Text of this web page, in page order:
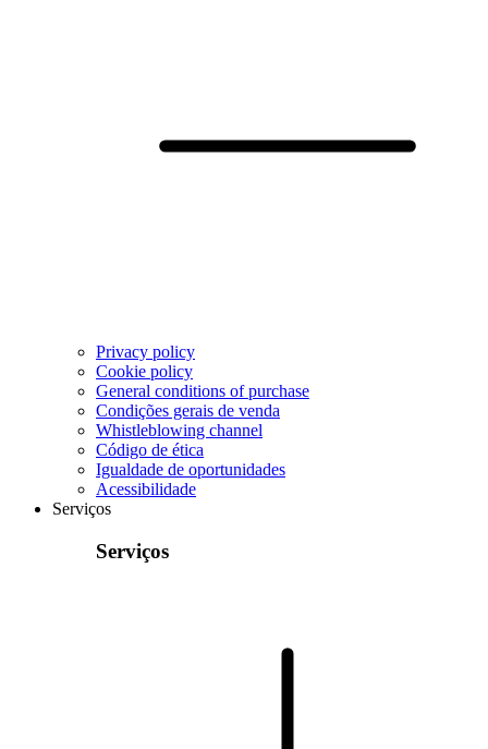
Privacy policy
Cookie policy
General conditions of purchase
Condições gerais de venda
Whistleblowing channel
Código de ética
Igualdade de oportunidades
Acessibilidade
Serviços
Serviços